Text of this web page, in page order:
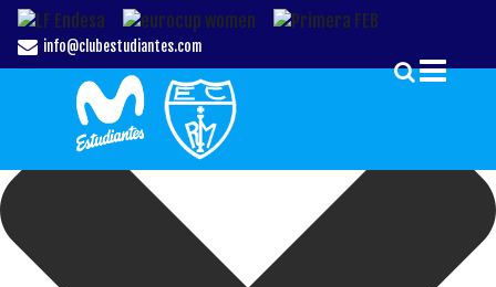
Gestionar el Consentimiento de las Cookies
info@clubestudiantes.com